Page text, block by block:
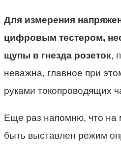
Для измерения
цифровым тестером,
щупы в гнезда розеток,
неважна, главное при
руками токопроводящих
Еще раз напомню, что на
быть выставлен режим